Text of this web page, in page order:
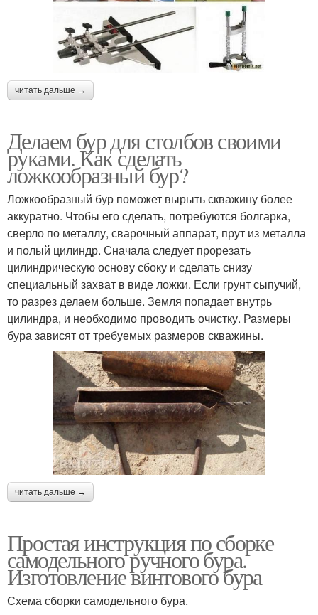
читать дальше →
Делаем бур для столбов своими
руками. Как сделать
ложкообразный бур?
Ложкообразный бур поможет вырыть скважину более
аккуратно. Чтобы его сделать, потребуются болгарка,
сверло по металлу, сварочный аппарат, прут из металла
и полый цилиндр. Сначала следует прорезать
цилиндрическую основу сбоку и сделать снизу
специальный захват в виде ложки. Если грунт сыпучий,
то разрез делаем больше. Земля попадает внутрь
цилиндра, и необходимо проводить очистку. Размеры
бура зависят от требуемых размеров скважины.
читать дальше →
Простая инструкция по сборке
самодельного ручного бура.
Изготовление винтового бура
Схема сборки самодельного бура.